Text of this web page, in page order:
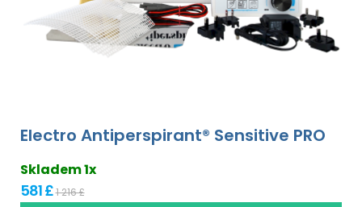
Electro Antiperspirant® Sensitive PRO
Skladem 1x
581 £1 216 £